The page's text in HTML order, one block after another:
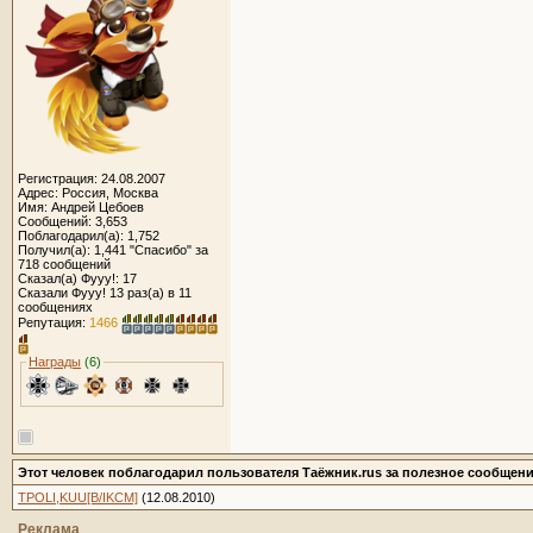
Регистрация: 24.08.2007
Адрес: Россия, Москва
Имя: Андрей Цебоев
Сообщений: 3,653
Поблагодарил(а): 1,752
Получил(а): 1,441 "Спасибо" за
718 сообщений
Сказал(а) Фууу!: 17
Сказали Фууу! 13 раз(а) в 11
сообщениях
Репутация: 1466
Награды (6)
Этот человек поблагодарил пользователя Таёжник.rus за полезное
TPOLI,KUU[B/IKCM] (12.08.2010)
Реклама